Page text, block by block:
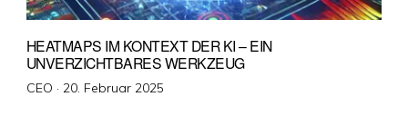
HEATMAPS IM KONTEXT DER KI – EIN
UNVERZICHTBARES WERKZEUG
CEO · Veröffentlicht
20. Februar 2025